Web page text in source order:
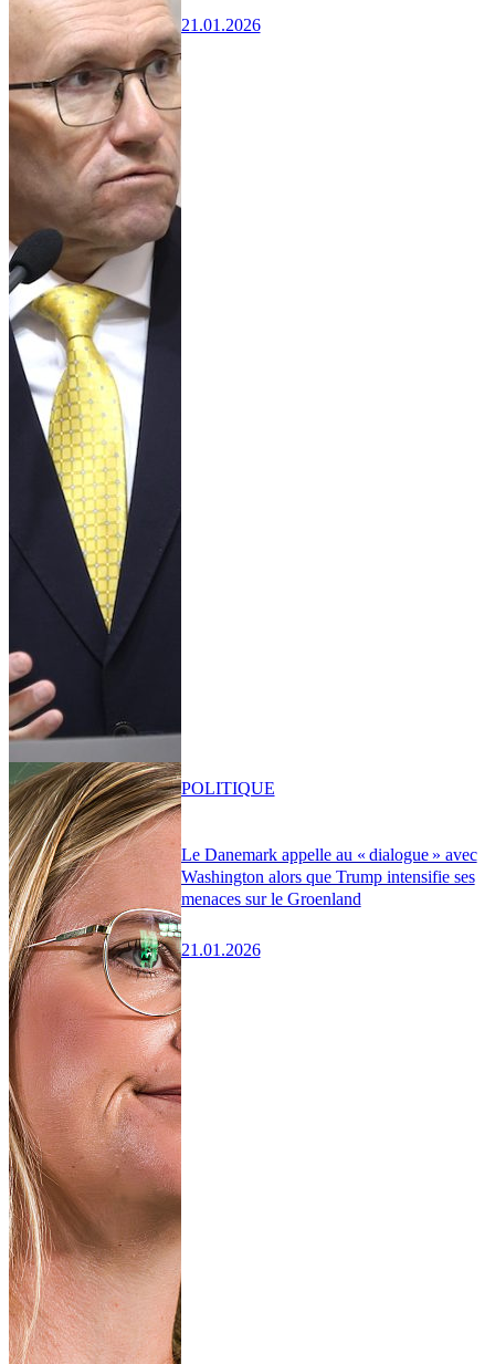
21.01.2026
Le Danemark appelle au « dialogue » avec
Washington alors que Trump intensifie ses
menaces sur le Groenland
21.01.2026
POLITIQUE